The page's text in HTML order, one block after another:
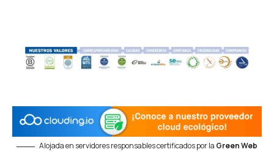
Alojada en servidores responsables certificados por la Green Web